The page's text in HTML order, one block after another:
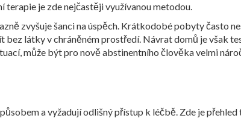
terapie je zde nejčastěji využívanou metodou.
zvyšuje šanci na úspěch. Krátkodobé pobyty často
bez látky v chráněném prostředí. Návrat domů je však
může být pro nově abstinentního člověka velmi
a vyžadují odlišný přístup k léčbě. Zde je přehled